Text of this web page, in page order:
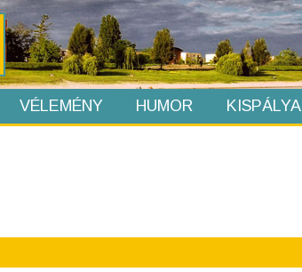
VÉLEMÉNY HUMOR KISPÁLYA